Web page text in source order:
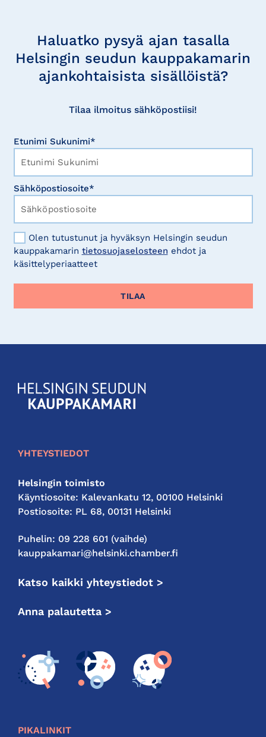
Haluatko pysyä ajan tasalla
Helsingin seudun kauppakamarin
ajankohtaisista sisällöistä?
Tilaa ilmoitus sähköpostiisi!
Etunimi Sukunimi*
Sähköpostiosoite*
Olen tutustunut ja hyväksyn Helsingin seudun
kauppakamarin tietosuojaselosteen ehdot ja
käsittelyperiaatteet
KauppakamariHelsingin
seudun
YHTEYSTIEDOT
Helsingin toimisto
Käyntiosoite: Kalevankatu 12, 00100 Helsinki
Postiosoite: PL 68, 00131 Helsinki
Puhelin: 09 228 601 (vaihde)
kauppakamari@helsinki.chamber.fi
Katso kaikki yhteystiedot >
Anna palautetta >
PIKALINKIT